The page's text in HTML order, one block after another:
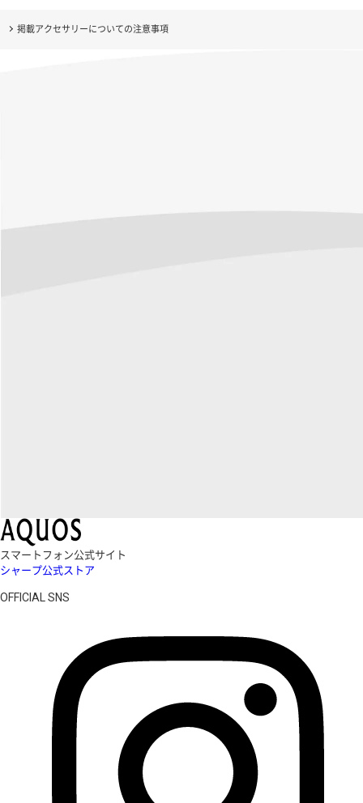
掲載アクセサリーについての注意事項
スマートフォン公式サイト
シャープ公式ストア
OFFICIAL SNS